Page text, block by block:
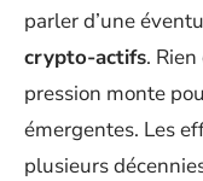
parler d’une
crypto-actifs.
pression monte
émergentes. Les
plusieurs